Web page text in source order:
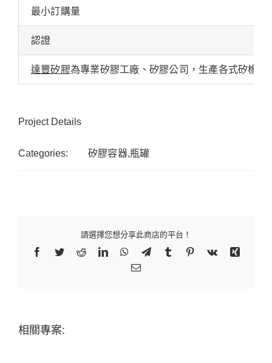
最小訂購量
認證
達豐矽膠為專業矽膠工廠、矽膠公司，生產各式矽橡
Project Details
Categories: 矽膠容器,瓶罐
請選擇您想分享此商店的平台！
Facebook
TwitterRedditLinkedInWhatsApp
TelegramTumblr Pinterest
Vk
Xing
Email:
相關專案: